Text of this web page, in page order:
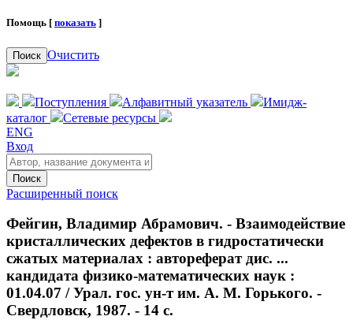
Помощь [ показать ]
Поиск Очистить
Поступления Алфавитный указатель
Имидж-
каталог
Сетевые ресурсы
ENG
Вход
Поиск
Расширенный поиск
Фейгин, Владимир Абрамович. - Взаимодействие
кристаллических дефектов в гидростатически
сжатых материалах : автореферат дис. ...
кандидата физико-математических наук :
01.04.07 / Урал. гос. ун-т им. А. М. Горького. -
Свердловск, 1987. - 14 с.